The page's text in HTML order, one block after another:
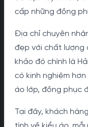
cấp những đồng
Địa chỉ chuyên
đẹp với chất lượng
khảo đó chính là
có kinh nghiệm
áo lớp, đồng phục
Tại đây, khách